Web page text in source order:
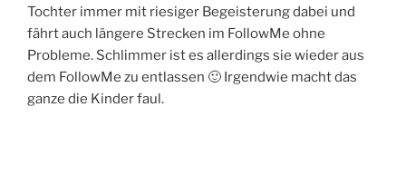
Tochter immer mit riesiger Begeisterung dabei und
fährt auch längere Strecken im FollowMe ohne
Probleme. Schlimmer ist es allerdings sie wieder aus
dem FollowMe zu entlassen 🙂 Irgendwie macht das
ganze die Kinder faul.